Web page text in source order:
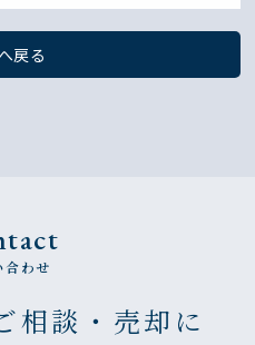
戻る
合わせ
相談・売却に